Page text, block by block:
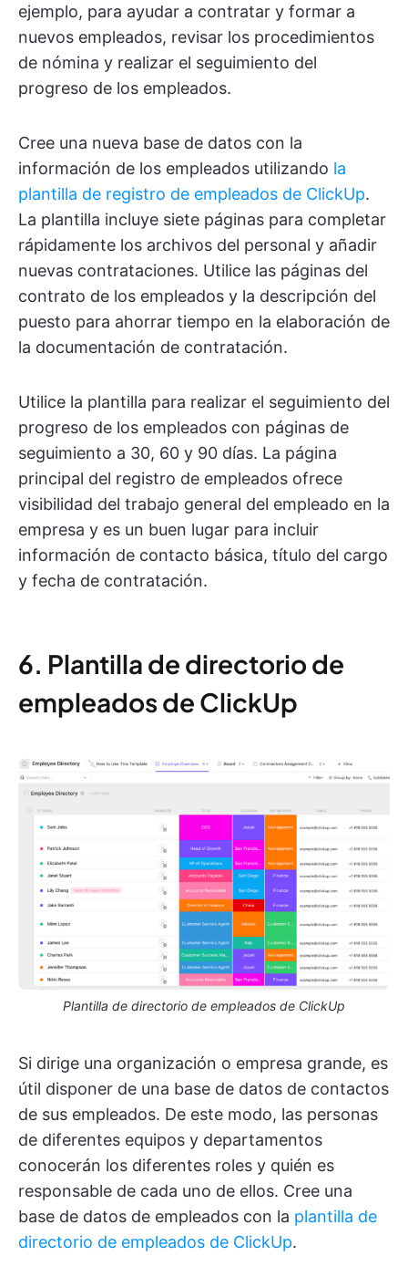
ejemplo, para ayudar a contratar y formar a
nuevos empleados, revisar los procedimientos
de nómina y realizar el seguimiento del
progreso de los empleados.
Cree una nueva base de datos con la
información de los empleados utilizando la
plantilla de registro de empleados de ClickUp.
La plantilla incluye siete páginas para completar
rápidamente los archivos del personal y añadir
nuevas contrataciones. Utilice las páginas del
contrato de los empleados y la descripción del
puesto para ahorrar tiempo en la elaboración de
la documentación de contratación.
Utilice la plantilla para realizar el seguimiento del
progreso de los empleados con páginas de
seguimiento a 30, 60 y 90 días. La página
principal del registro de empleados ofrece
visibilidad del trabajo general del empleado en la
empresa y es un buen lugar para incluir
información de contacto básica, título del cargo
y fecha de contratación.
6. Plantilla de directorio de
empleados de ClickUp
Plantilla de directorio de empleados de ClickUp
Si dirige una organización o empresa grande, es
útil disponer de una base de datos de contactos
de sus empleados. De este modo, las personas
de diferentes equipos y departamentos
conocerán los diferentes roles y quién es
responsable de cada uno de ellos. Cree una
base de datos de empleados con la plantilla de
directorio de empleados de ClickUp.